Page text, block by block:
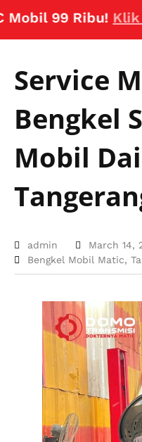
99 Ribu!Klik
Service
Bengkel
Mobil
admin
March 14,
Bengkel Mobil Matic,